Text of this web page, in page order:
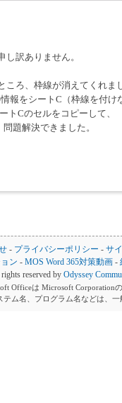
訳ありません。
ころ、枠線が消えてくれま
報をシートC（枠線を付け
トCのセルをコピーして、
題解決できました。
- プライバシーポリシー - サ
ン -MOS Word 365対策動画 -
reserved by Odyssey
Officeは Microsoft Corporation
テム名、プログラム名などは、